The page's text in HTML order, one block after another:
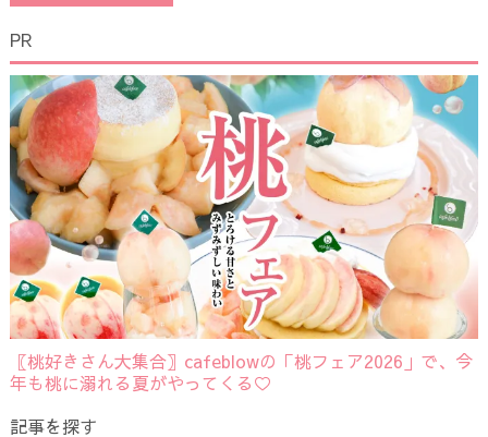
PR
〖桃好きさん大集合〗cafeblowの「桃フェア2026」で、今
年も桃に溺れる夏がやってくる♡
記事を探す